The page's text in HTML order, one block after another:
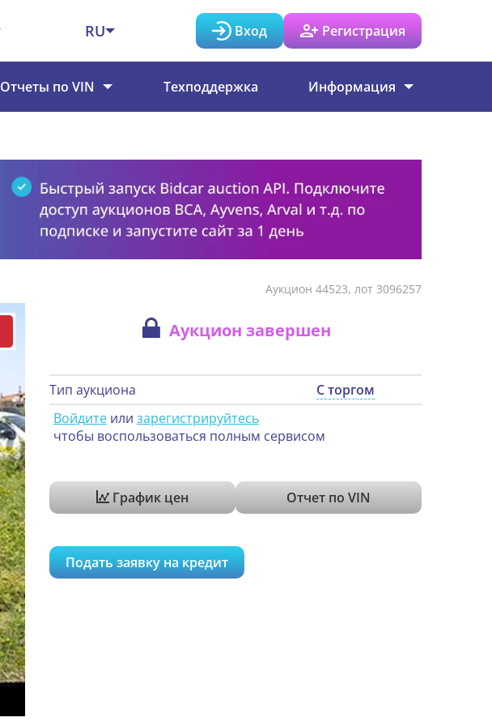
RU Вход Регистрация
Отчеты по VIN Техподдержка Информация
Аукцион 44523, лот 3096257
Аукцион завершен
Тип аукциона
С торгом
Войдите или зарегистрируйтесь
чтобы воспользоваться полным сервисом
График цен Отчет по VIN
Подать заявку на кредит